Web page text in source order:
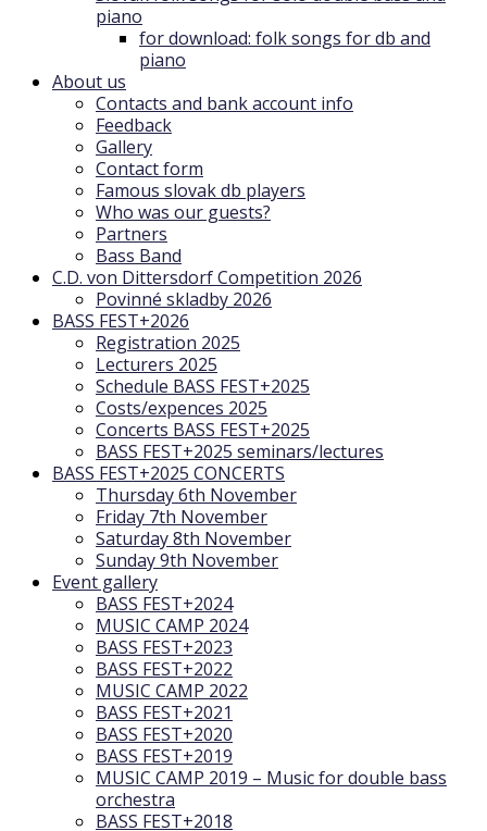
piano
for download: folk songs for db and
piano
About us
Contacts and bank account info
Feedback
Gallery
Contact form
Famous slovak db players
Who was our guests?
Partners
Bass Band
C.D. von Dittersdorf Competition 2026
Povinné skladby 2026
BASS FEST+2026
Registration 2025
Lecturers 2025
Schedule BASS FEST+2025
Costs/expences 2025
Concerts BASS FEST+2025
BASS FEST+2025 seminars/lectures
BASS FEST+2025 CONCERTS
Thursday 6th November
Friday 7th November
Saturday 8th November
Sunday 9th November
Event gallery
BASS FEST+2024
MUSIC CAMP 2024
BASS FEST+2023
BASS FEST+2022
MUSIC CAMP 2022
BASS FEST+2021
BASS FEST+2020
BASS FEST+2019
MUSIC CAMP 2019 – Music for double bass
orchestra
BASS FEST+2018